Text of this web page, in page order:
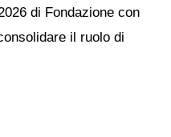
di Fondazione con
il ruolo di